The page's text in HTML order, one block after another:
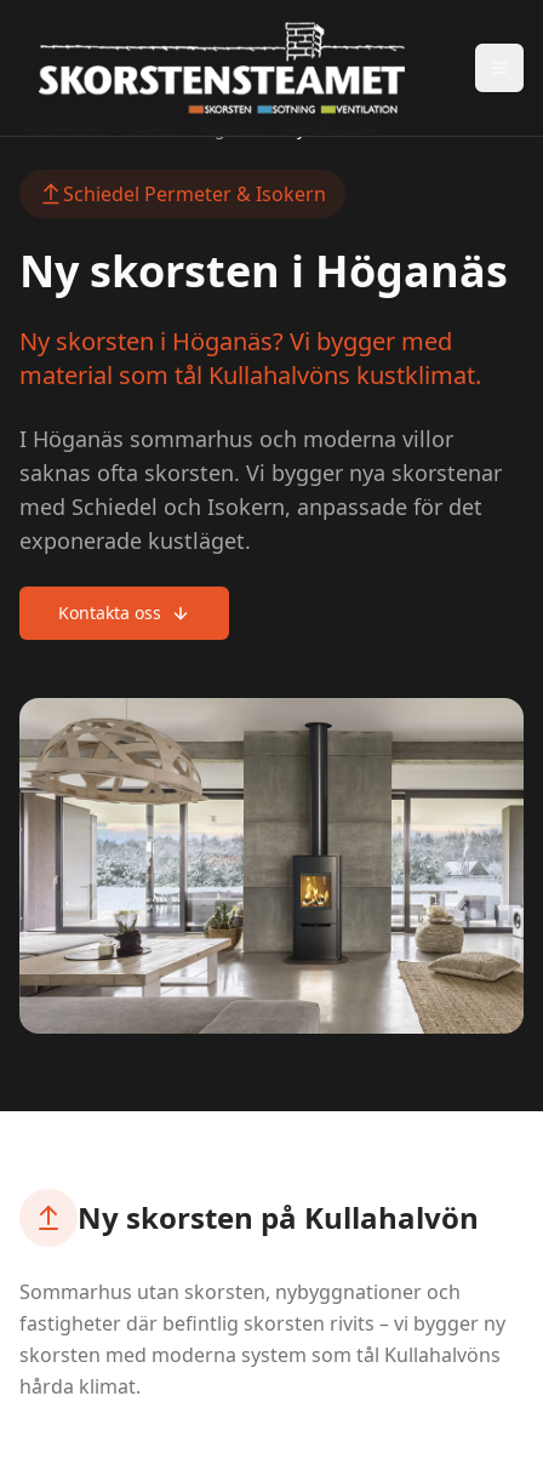
Schiedel Permeter & Isokern
Ny skorsten i Höganäs
Ny skorsten i Höganäs? Vi bygger med
material som tål Kullahalvöns kustklimat.
I Höganäs sommarhus och moderna villor
saknas ofta skorsten. Vi bygger nya skorstenar
med Schiedel och Isokern, anpassade för det
exponerade kustläget.
Kontakta oss
Ny skorsten på Kullahalvön
Sommarhus utan skorsten, nybyggnationer och
fastigheter där befintlig skorsten rivits – vi bygger ny
skorsten med moderna system som tål Kullahalvöns
hårda klimat.